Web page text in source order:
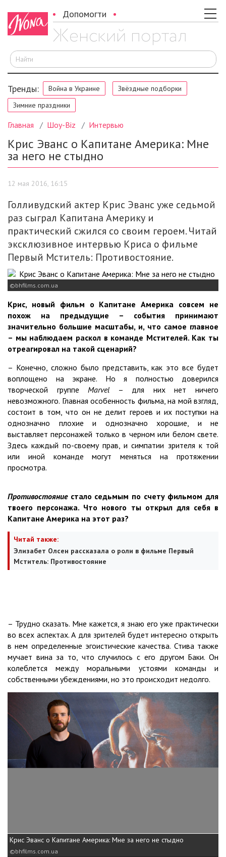
Допомогти
Тренды: Война в Украине
Звёздные подборки
Зимние праздники
Главная Шоу-Biz Интервью
Крис Эванс о Капитане Америка: Мне
за него не стыдно
12 мая 2016, 16:15
Голливудский актер Крис Эванс уже седьмой
раз сыграл Капитана Америку и
практический сжился со своим героем. Читай
эксклюзивное интервью Криса о фильме
Первый Мститель: Противостояние.
bhfilms.com.ua
Крис, новый фильм о Капитане Америка совсем не
похож на предыдущие – события принимают
значительно большие масштабы, и, что самое главное
– мы наблюдаем раскол в команде Мстителей. Как ты
отреагировал на такой сценарий?
– Конечно, сложно было представить, как это все будет
воплощено на экране. Но я полностью доверился
творческой группеMarvel – для них нет ничего
невозможного. Главная особенность фильма, на мой взгляд,
состоит в том, что он не делит героев и их поступки на
однозначно плохие и однозначно хорошие, и не
выставляет персонажей только в черном или белом свете.
Здесь каждый по-своему прав, и симпатии зрителя к той
или иной команде могут меняться на протяжении
просмотра.
Противостояние стало седьмым по счету фильмом для
твоего персонажа. Что нового ты открыл для себя в
Капитане Америка на этот раз?
Читай также:
Элизабет Олсен рассказала о роли в фильме Первый
Мститель: Противостояние
– Трудно сказать. Мне кажется, я знаю его уже практически
во всех аспектах. А для зрителей будет интересно открыть
в нем определенные эгоистические качества. Стива также
мучает вина за то, что случилось с его другом Баки. Он
колеблется между моральными устоями команды и
собственными убеждениями, но это происходит недолго.
Крис Эванс о Капитане Америка: Мне за него не стыдно
bhfilms.com.ua